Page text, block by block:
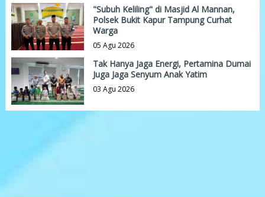
"Subuh Keliling" di Masjid Al Mannan,
Polsek Bukit Kapur Tampung Curhat
Warga
05 Agu 2026
Tak Hanya Jaga Energi, Pertamina Dumai
Juga Jaga Senyum Anak Yatim
03 Agu 2026